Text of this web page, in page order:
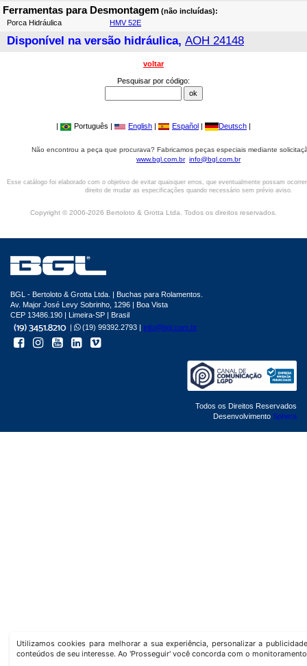
Ferramentas para Desmontagem (não incluídas):
Porca Hidráulica
HMV 52E
Disponível na versão hidráulica, AOH 24148
voltar
Pesquisar por código:
| Português | English | Español | Deutsch |
Não encontrou a peça que procurava? Fabricamos peças especiais mediante
www.bgl.com.br info@bgl.com.br
Esse catálogo foi elaborado com o objetivo de evitar quaisquer erros, que eventualmente possam
direito de mudar as especificações quando necessário sem prévio aviso.
Copyright © 2006-2026 Bertoloto & Grotta Ltda. Todos os direitos reservados.
Utilizamos cookies para melhorar a sua experiência, personalizar a
conteúdos de seu interesse. Ao 'Prosseguir' você concorda com o
BGL - Bertoloto & Grotta Ltda. | Buchas para Rolamentos.
Av. Major José Levy Sobrinho, 1296 | Boa Vista
CEP 13486.190 | Limeira-SP | Brasil
|
(19) 99392.2793 | info@bgl.com.br
Todos os Direitos Reservados
Desenvolvimento Sphera